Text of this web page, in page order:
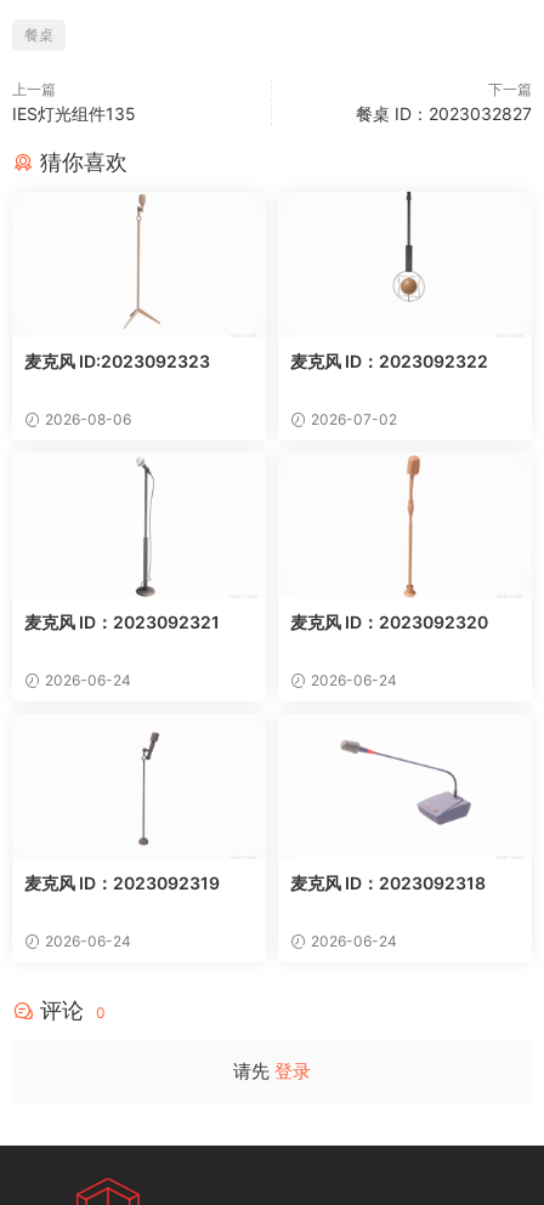
餐桌
上一篇
IES灯光组件135
下一篇
餐桌 ID：2023032827
猜你喜欢
麦克风 ID:2023092323
2026-08-06
麦克风 ID：2023092322
2026-07-02
麦克风 ID：2023092321
2026-06-24
麦克风 ID：2023092320
2026-06-24
麦克风 ID：2023092319
2026-06-24
麦克风 ID：2023092318
2026-06-24
评论 0
请先 登录